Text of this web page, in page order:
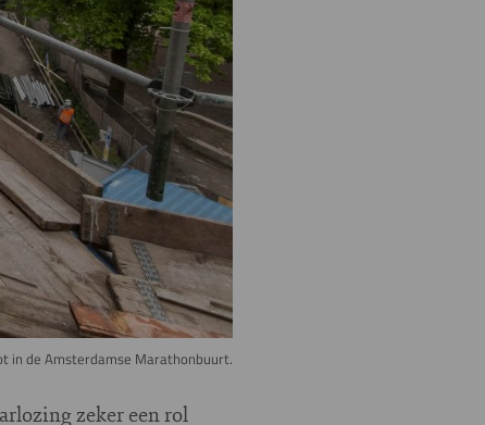
in de Amsterdamse Marathonbuurt.
zeker een rol